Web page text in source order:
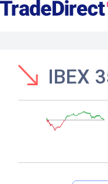
IBEX